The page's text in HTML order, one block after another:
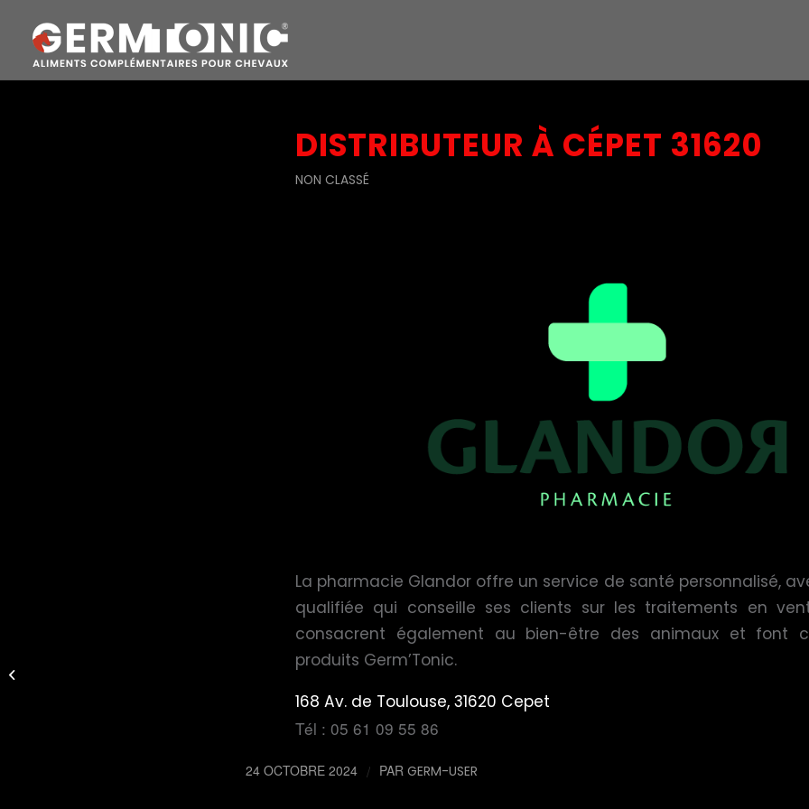
DISTRIBUTEUR À CÉPET 31620
NON CLASSÉ
La pharmacie Glandor offre un service de santé personnalisé,
qualifiée qui conseille ses clients sur les traitements en
consacrent également au bien-être des animaux et font
produits Germ’Tonic.
168 Av. de Toulouse, 31620 Cepet
Tél : 05 61 09 55 86
24 OCTOBRE 2024 / PAR GERM-USER